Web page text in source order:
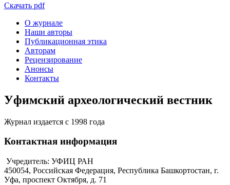
Скачать pdf
О журнале
Наши авторы
Публикационная этика
Авторам
Рецензирование
Анонсы
Контакты
Уфимский археологический вестник
Журнал издается с 1998 года
Контактная информация
Учредитель: УФИЦ РАН
450054, Российская Федерация, Республика Башкортостан, г.
Уфа, проспект Октября, д. 71